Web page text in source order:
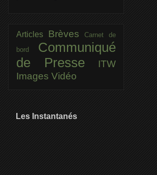
Articles BrèvesCarnet de
bord Communiqué
de Presse
ITW
Images Vidéo
Les Instantanés